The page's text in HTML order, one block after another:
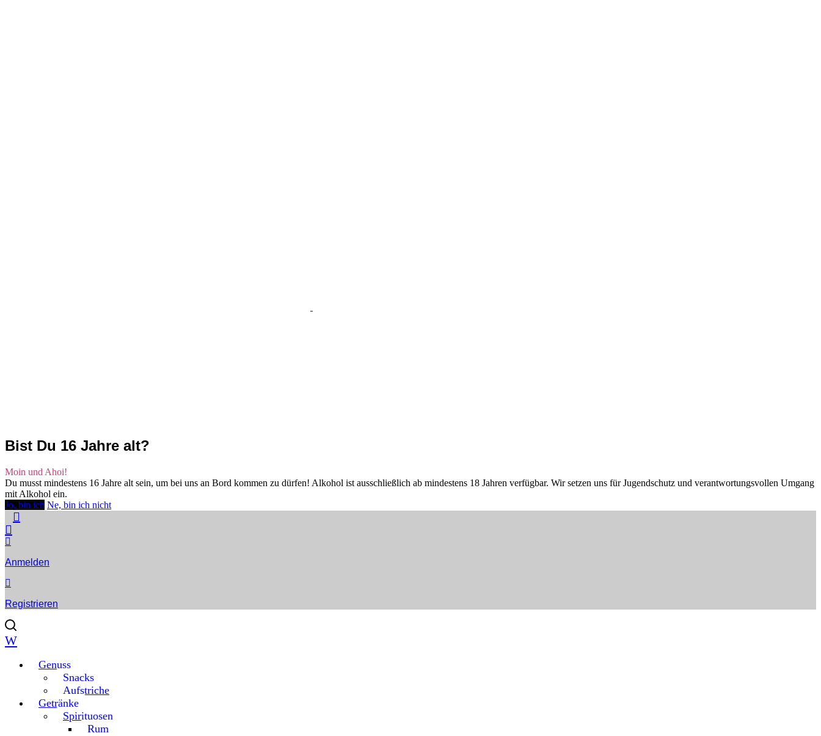
Bist Du 16 Jahre alt?
Moin und Ahoi!
Du musst mindestens 16 Jahre alt sein, um bei uns an Bord kommen zu dürfen! Alkohol ist ausschließlich ab mindestens 18 Jahren verfügbar. Wir setzen uns für Jugendschutz und verantwortungsvollen Umgang
mit Alkohol ein.
Jo, bin ich Ne, bin ich nicht
Anmelden
Registrieren
Genuss
Snacks
Aufstriche
Getränke
Spirituosen
Rum